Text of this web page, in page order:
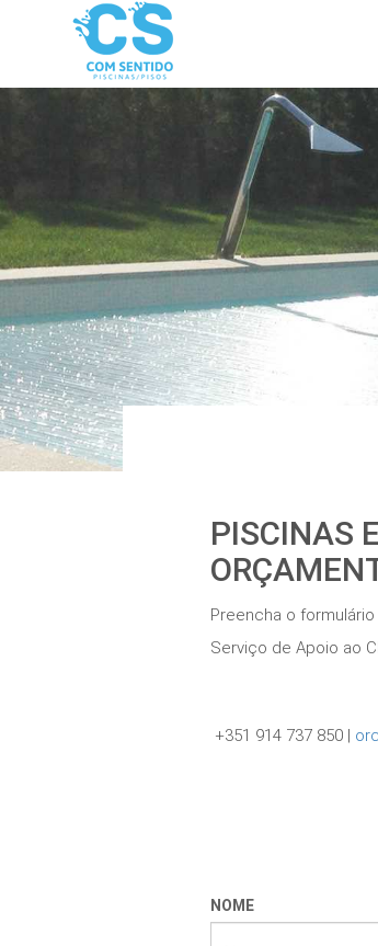
PISCINAS
Preencha o
Serviço de Apoio ao
+351 914 737 850 |
NOME